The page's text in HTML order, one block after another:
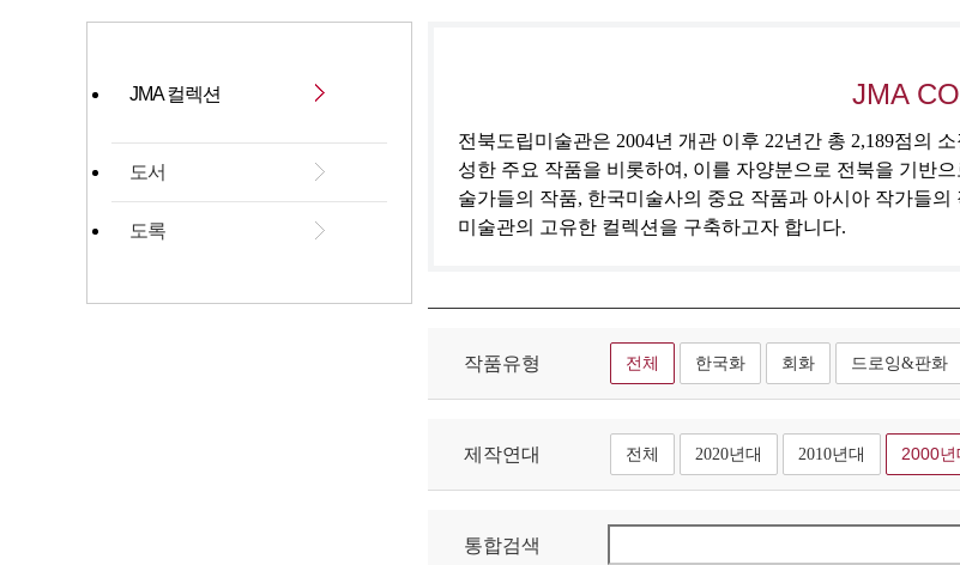
JMA 컬렉션
도서
도록
JMA
전북도립미술관은 2004년 개관 이후 22년간 총 2,189점의
성한 주요 작품을 비롯하여, 이를 자양분으로 전북을 기반
술가들의 작품, 한국미술사의 중요 작품과 아시아 작가들
미술관의 고유한 컬렉션을 구축하고자 합니다.
작품유형 전체 한국화 회화 드로잉&판화
제작연대 전체 2020년대 2010년대 2000년
통합검색